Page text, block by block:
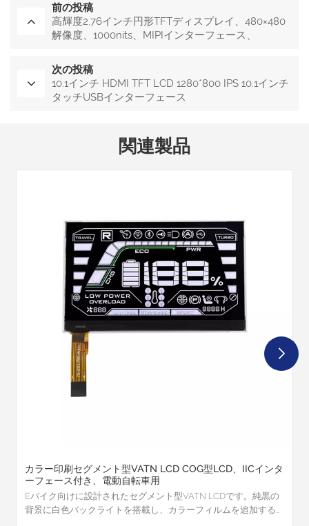
前の投稿
高輝度2.76インチ円形TFTディスプレイ、480×480
解像度、1000nits、MIPIインターフェース、
次の投稿
10.1インチ HDMI TFT LCD 1280*800 IPS 10.1インチ
タッチUSBインターフェース
関連製品
カラー印刷セグメント型VATN LCD COG型LCD、IICインタ
ーフェース付き、電動自転車用
Eバイク向けに設計されたセグメント型VATN LCDです。純黒の
背景に白色バックライトを搭載し、カラーフィルムを追加する